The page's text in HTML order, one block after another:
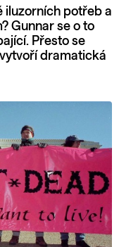
iluzorních potřeb a
Gunnar se o to
Přesto se
dramatická